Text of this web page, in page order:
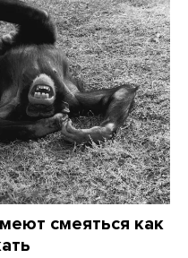
смеяться как